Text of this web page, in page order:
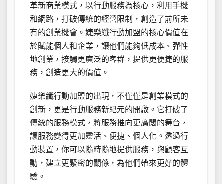
革新商業模式，以行動服務為核心，利用手機
和網路，打破傳統的經營限制，創造了前所未
有的創業機會。婕樂纖行動加盟的核心價值在
於賦能個人和企業，讓他們能夠低成本、彈性
地創業，接觸更廣泛的客群，提供更便捷的服
務，創造更大的價值。
婕樂纖行動加盟的出現，不僅僅是創業模式的
創新，更是行動服務新紀元的開啟。它打破了
傳統的服務模式，將服務推向更廣闊的舞台，
讓服務變得更加靈活、便捷、個人化。透過行
動裝置，你可以隨時隨地提供服務，與顧客互
動，建立更緊密的關係，為他們帶來更好的體
驗。